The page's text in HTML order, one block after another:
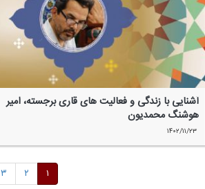
آشنایی با زندگی و فعالیت های قاری برجسته، امیر
هوشنگ محمدیون
۱۴۰۲/۱۱/۲۳
۱ ۲ ۳